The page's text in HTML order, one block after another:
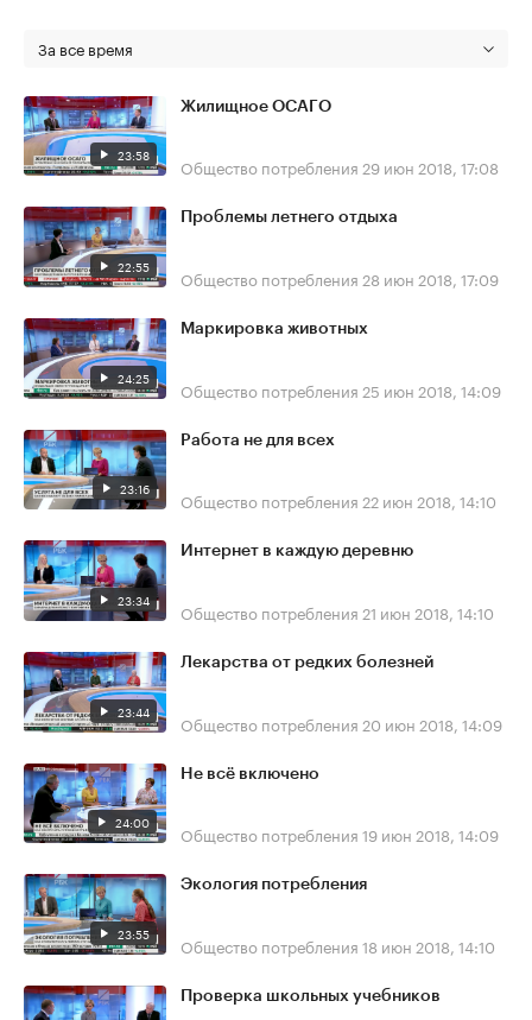
За все время
23:58
Жилищное ОСАГО
Общество потребления 29 июн 2018, 17:08
22:55
Проблемы летнего отдыха
Общество потребления 28 июн 2018, 17:09
24:25
Маркировка животных
Общество потребления 25 июн 2018, 14:09
23:16
Работа не для всех
Общество потребления 22 июн 2018, 14:10
23:34
Интернет в каждую деревню
Общество потребления 21 июн 2018, 14:10
23:44
Лекарства от редких болезней
Общество потребления 20 июн 2018, 14:09
24:00
Не всё включено
Общество потребления 19 июн 2018, 14:09
23:55
Экология потребления
Общество потребления 18 июн 2018, 14:10
Проверка школьных учебников